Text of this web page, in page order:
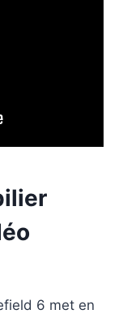
6 met en